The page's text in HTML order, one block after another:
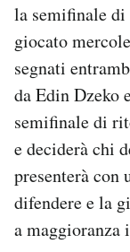
SHOP
CALENDARIO
AREA
Area
Newsletter
Regala il Post
la semifinale di
giocato
segnati
da Edin Dzeko
semifinale di
e deciderà chi
presenterà con
difendere e la
a maggioranza